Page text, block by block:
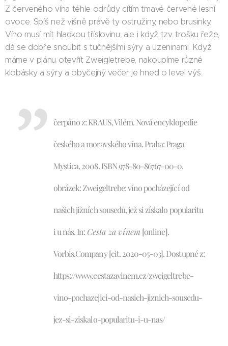
Z červeného vína téhle odrůdy cítím tmavé červené lesní
ovoce. Spíš než višně právě ty ostružiny, nebo brusinky.
Víno musí mít hladkou tříslovinu, ale i když tzv. trošku řeže,
dá se dobře snoubit s tučnějšími sýry a uzeninami. Když
máme v plánu otevřít Zweigletrebe, nakoupíme různé
klobásky a sýry a obyčejný večer je hned o level výš.
čerpáno z: KRAUS, Vilém. Nová encyklopedie
českého a moravského vína. Praha: Praga
Mystica, 2008. ISBN 978-80-86767-00-0.
obrázek:Zweigeltrebe: víno pocházející od
našich jižních sousedů, jež si získalo popularitu
i u nás. In: Cesta za vínem [online].
Vorbis.Company [cit. 2020-05-03]. Dostupné z:
https://www.cestazavinem.cz/zweigeltrebe-
vino-pochazejici-od-nasich-jiznich-sousedu-
jez-si-ziskalo-popularitu-i-u-nas/